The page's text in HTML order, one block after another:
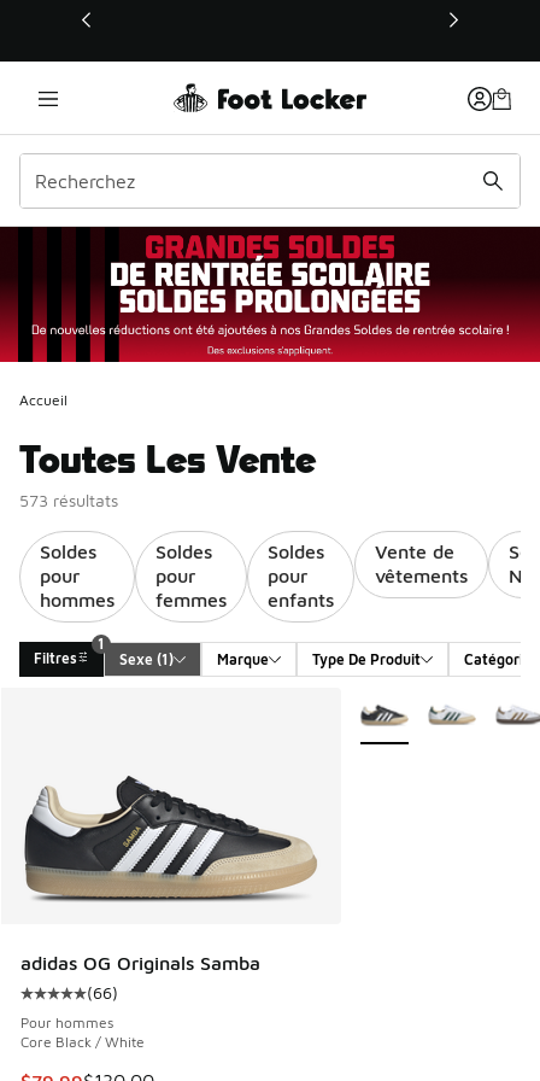
Ce lien s’ouvrira dans une nouvelle fenêtre
Accueil
Toutes Les Vente
573 résultats
Soldes
pour
hommes
Soldes
pour
femmes
Soldes
pour
enfants
Vente de
vêtements
Filtres
1
Sexe (1) Marque Type De Produit Catégorie
adidas OG Originals Samba
Cote moyenne du client - [5 sur 5 étoiles], 66
(66)
Pour hommes
Core Black / White
Plus de couleurs